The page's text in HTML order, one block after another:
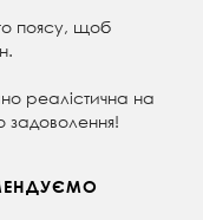
поясу, щоб
реалістична на